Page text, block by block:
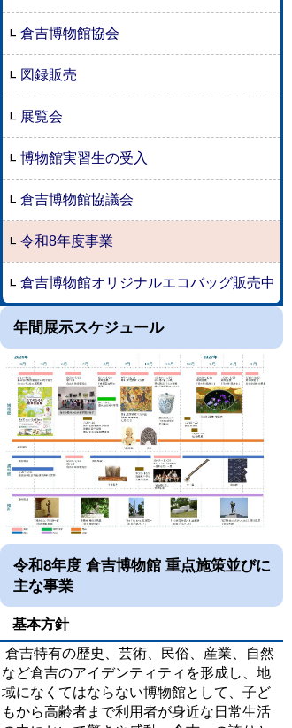
倉吉博物館協会
図録販売
展覧会
博物館実習生の受入
倉吉博物館協議会
令和8年度事業
倉吉博物館オリジナルエコバッグ販売中
年間展示スケジュール
令和8年度 倉吉博物館 重点施策並びに
主な事業
基本方針
倉吉特有の歴史、芸術、民俗、産業、自然
など倉吉のアイデンティティを形成し、地
域になくてはならない博物館として、子ど
もから高齢者まで利用者が身近な日常生活